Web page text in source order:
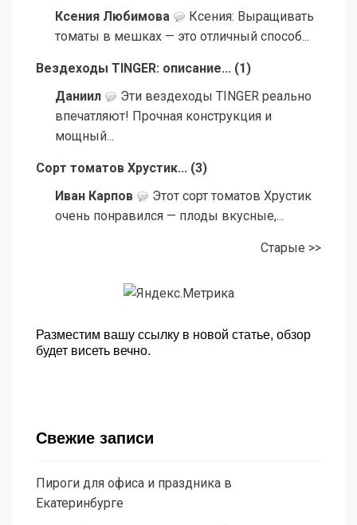
Ксения Любимова
Ксения: Выращивать
томаты в мешках — это отличный способ...
Вездеходы TINGER: описание... (1 )
Даниил
Эти вездеходы TINGER реально
впечатляют! Прочная конструкция и
мощный...
Сорт томатов Хрустик... (3)
Иван Карпов
Этот сорт томатов Хрустик
очень понравился — плоды вкусные,...
Старые >>
Разместим вашу ссылку в новой статье, обзор
будет висеть вечно.
Свежие записи
Пироги для офиса и праздника в
Екатеринбурге